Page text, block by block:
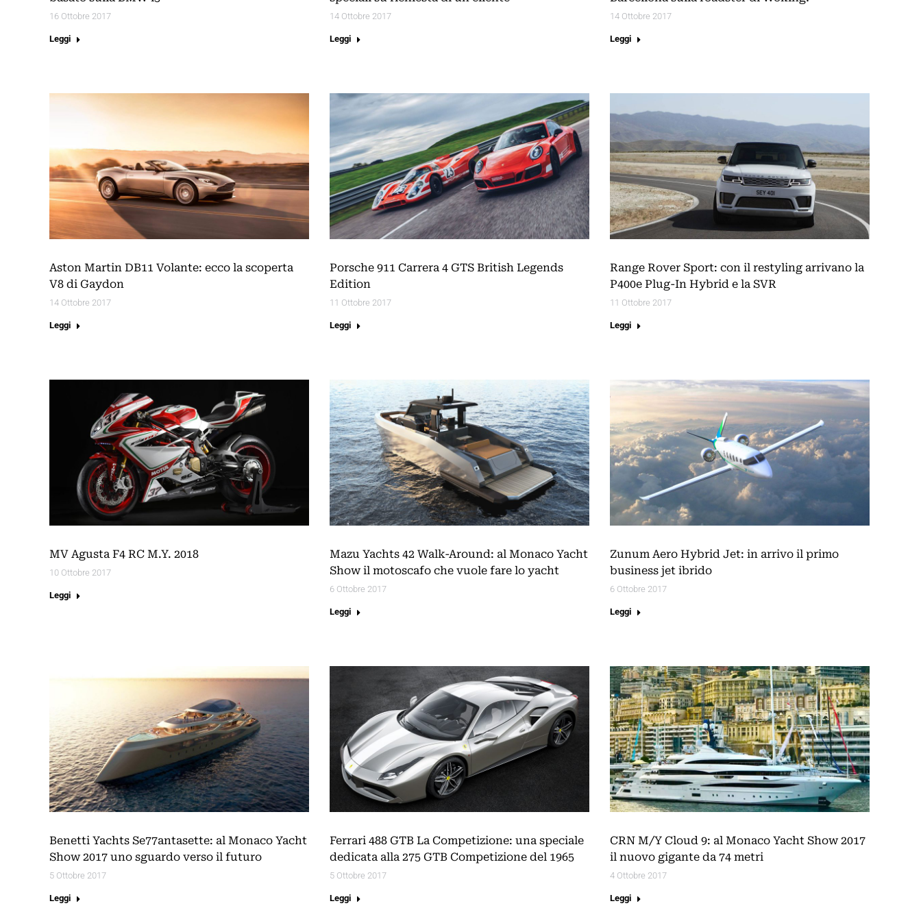
16 Ottobre 2017
Leggi
14 Ottobre 2017
Leggi
14 Ottobre 2017
Leggi
Aston Martin DB11 Volante: ecco la scoperta
V8 di Gaydon
14 Ottobre 2017
Leggi
Porsche 911 Carrera 4 GTS British Legends
Edition
11 Ottobre 2017
Leggi
Range Rover Sport: con il restyling arrivano la
P400e Plug-In Hybrid e la SVR
11 Ottobre 2017
Leggi
MV Agusta F4 RC M.Y. 2018
10 Ottobre 2017
Leggi
Mazu Yachts 42 Walk-Around: al Monaco Yacht
Show il motoscafo che vuole fare lo yacht
6 Ottobre 2017
Leggi
Zunum Aero Hybrid Jet: in arrivo il primo
business jet ibrido
6 Ottobre 2017
Leggi
Benetti Yachts Se77antasette: al Monaco Yacht
Show 2017 uno sguardo verso il futuro
5 Ottobre 2017
Leggi
Ferrari 488 GTB La Competizione: una speciale
dedicata alla 275 GTB Competizione del 1965
5 Ottobre 2017
Leggi
CRN M/Y Cloud 9: al Monaco Yacht Show 2017
il nuovo gigante da 74 metri
4 Ottobre 2017
Leggi